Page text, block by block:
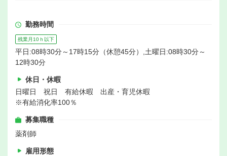
勤務時間
残業月10ｈ以下
平日:08時30分～17時15分（休憩45分）,土曜日:08時30分～
12時30分
休日・休暇
日曜日 祝日 有給休暇 出産・育児休暇
※有給消化率100％
募集職種
薬剤師
雇用形態